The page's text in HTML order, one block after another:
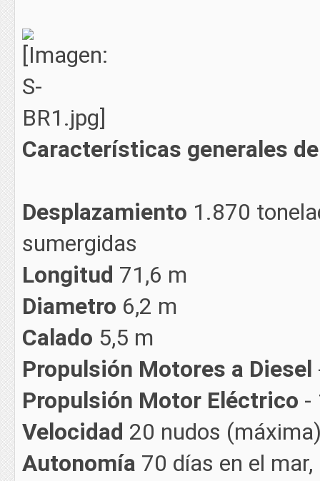
Características generales
Desplazamiento 1.870
sumergidas
Longitud 71,6 m
Diametro 6,2 m
Calado 5,5 m
Propulsión Motores a Diesel
Propulsión Motor Eléctrico -
Velocidad 20 nudos
Autonomía 70 días en el